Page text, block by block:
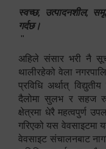
स्वच्छ, उत्पादनशील,
गर्दछ।
"
अहिले संसार भरी नै
थालीरहेको वेला
प्रविधि अर्थात्
दैलोमा सुलभ र सहज
क्षेत्रमा धेरै महत्वपुर्ण
गरिएको यस वेवसाइटमा
वेवसाइट संचालनबाट